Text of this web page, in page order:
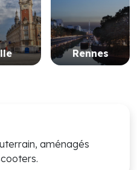
Rennes
aménagés